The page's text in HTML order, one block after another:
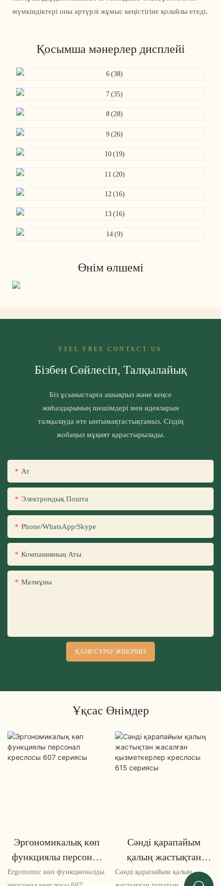
мүмкіндіктері оны әртүрлі жұмыс кеңістігіне қолайлы етеді.
Қосымша мәнерлер дисплейі
Өнім өлшемі
FEEL FREE CONTACT US
Бізбен Сөйлесіп, Талқылайық
Біз ұсыныстарға ашықпыз және кеңсе
жиһаздарының шешімдері мен идеяларын
талқылауда өте ынтымақтастықтамыз. Сіздің
жобаңыз мұқият қарастырылады.
Ат
Электрондық Пошта
Phone/WhatsApp/Skype
Компанияның Аты
Мазмұны
ҚАЗІР СҰРАУ ЖІБЕРІҢІЗ
Ұқсас Өнімдер
Эргономикалық көп
функциялы персонал
креслосы 607 сериясы
Ergonomic көп функционалды
Сәнді қарапайым
қалың жастықтан
жасалған
Сәнді қарапайым қалың